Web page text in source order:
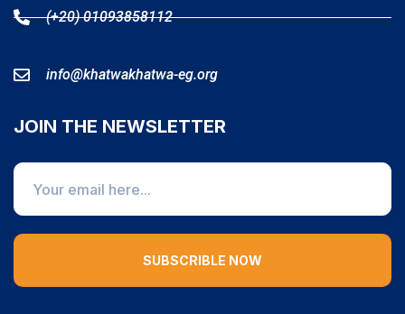
(+20) 01093858112
info@khatwakhatwa-eg.org
JOIN THE NEWSLETTER
SUBSCRIBLE NOW